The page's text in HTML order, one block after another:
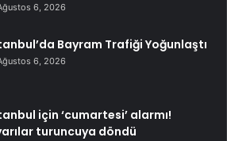
6, 2026
Bayram Trafiği Yoğunlaştı
6, 2026
için ‘cumartesi’ alarmı!
turuncuya döndü